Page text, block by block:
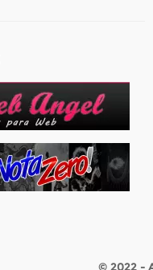
© 2022 -